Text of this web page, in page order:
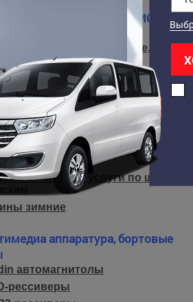
колесные, шины (СТОИМОСТЬ
легкосплавные литые,
стальные штампованные,
5x139.7
легкосплавные кованые,
грязевые (Mud-Terrain)
шоссейные и универсальные
Terrain)
услуги по шинам и
зимние
аппаратура, бортовые
автомагнитолы
рессиверы